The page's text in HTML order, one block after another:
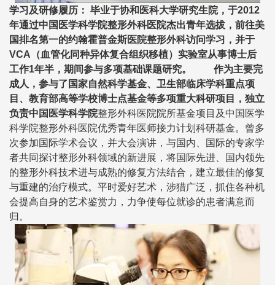
学习及研修履历： 毕业于协和医科大学研究生院，于2012
年通过中国医学科学院整形外科医院杰出青年选拔，前往美
国排名第一的约翰霍普金斯医院整形外科访问学习，并于
VCA（血管化同种异体复合组织移植）实验室从事博士后
工作1年半，期间参与多项基础课题研究。 作为主要完
成人，参与了国家自然科学基金、卫生部临床学科重点项
目、教育部高等学校博士点基金等多项重大科研项目，独立
负责中国医学科学院整形外科医院院所基金项目及中国医学
科学院整形外科医院优秀青年医师接力计划科研基金。曾多
次参加国际学术会议，并大会演讲，与国内、国际的专家学
者共同探讨整形外科领域的新进展，将国际先进、国内领先
的整形外科技术进与成熟的修复方法结合，建立最佳的修复
与重建的治疗模式。平时爱好艺术，涉猎广泛，抓住各种机
会提高自身的艺术鉴赏力，力争使每位就诊的患者满意而
归。